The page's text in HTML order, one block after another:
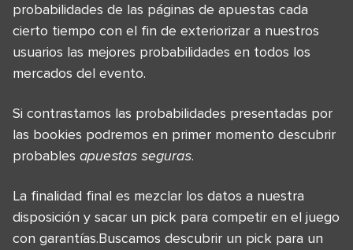
probabilidades de las páginas de apuestas cada
cierto tiempo con el fin de exteriorizar a nuestros
usuarios las mejores probabilidades en todos los
mercados del evento.
Si contrastamos las probabilidades presentadas por
las bookies podremos en primer momento descubrir
probables apuestas seguras.
La finalidad final es mezclar los datos a nuestra
disposición y sacar un pick para competir en el juego
con garantías.Buscamos descubrir un pick para un